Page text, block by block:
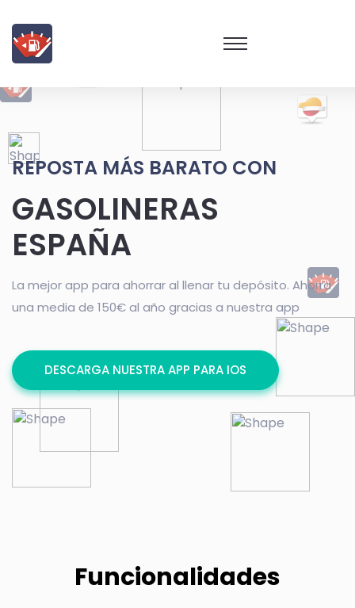
REPOSTA MÁS BARATO CON
GASOLINERAS
ESPAÑA
La mejor app para ahorrar al llenar tu depósito. Ahorra
una media de 150€ al año gracias a nuestra app
DESCARGA NUESTRA APP PARA IOS
Funcionalidades